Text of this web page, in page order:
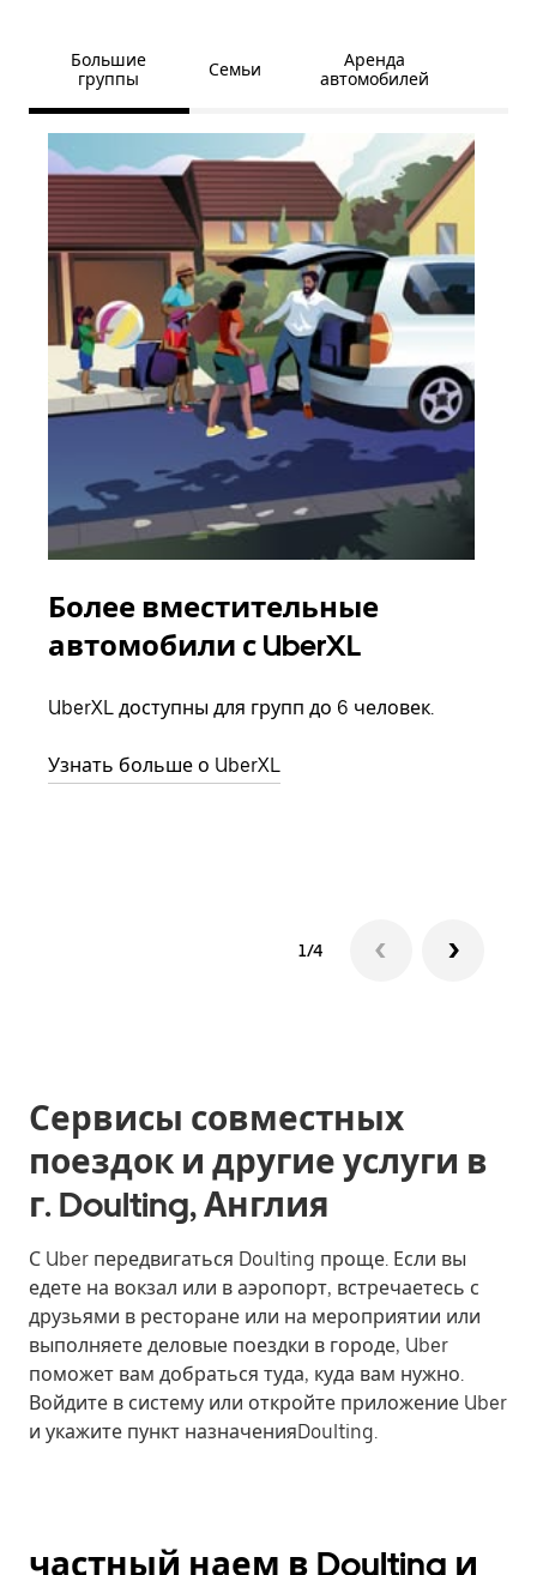
Большие
группы
Семьи
Аренда
автомобилей
Более вместительные
автомобили с UberXL
UberXL доступны для групп до 6 человек.
Узнать больше о UberXL
1/4
Сервисы совместных
поездок и другие услуги в
г. Doulting, Англия
С Uber передвигаться Doulting проще. Если вы
едете на вокзал или в аэропорт, встречаетесь с
друзьями в ресторане или на мероприятии или
выполняете деловые поездки в городе, Uber
поможет вам добраться туда, куда вам нужно.
Войдите в систему или откройте приложение Uber
и укажите пункт назначенияDoulting.
частный наем в Doulting и